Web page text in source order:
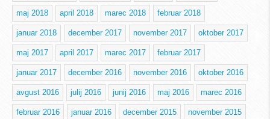
maj 2018 april 2018 marec 2018 februar 2018
januar 2018 december 2017 november 2017 oktober 2017
maj 2017 april 2017 marec 2017 februar 2017
januar 2017 december 2016 november 2016 oktober 2016
avgust 2016 julij 2016 junij 2016 maj 2016 marec 2016
februar 2016 januar 2016 december 2015 november 2015